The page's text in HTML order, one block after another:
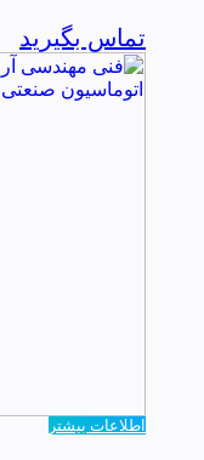
تماس بگیرید
اطلاعات بیشتر